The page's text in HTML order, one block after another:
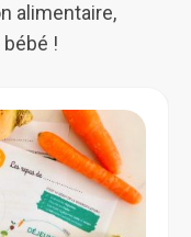
alimentaire,
!